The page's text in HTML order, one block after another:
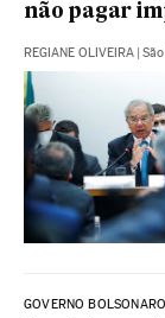
não pagar
REGIANE OLIVEIRA |
GOVERNO BOLSONARO